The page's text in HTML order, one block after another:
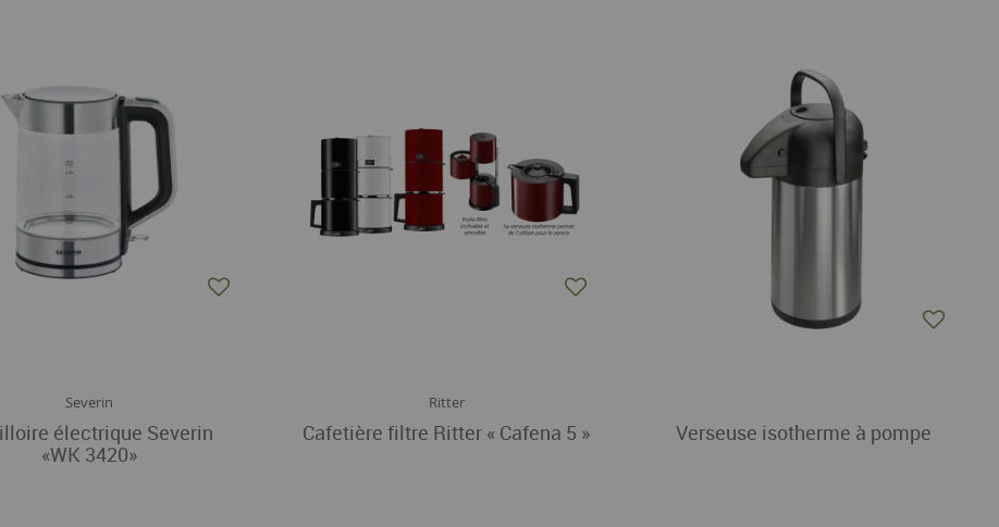
Severin
électrique Severin
«WK 3420»
Ritter
Cafetière filtre Ritter « Cafena 5 » Verseuse isotherme à pompe